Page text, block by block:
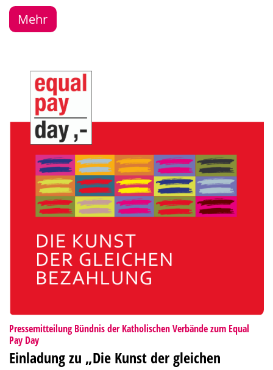
Mehr
Pressemitteilung Bündnis der Katholischen Verbände zum Equal
Pay Day:
Einladung zu „Die Kunst der gleichen